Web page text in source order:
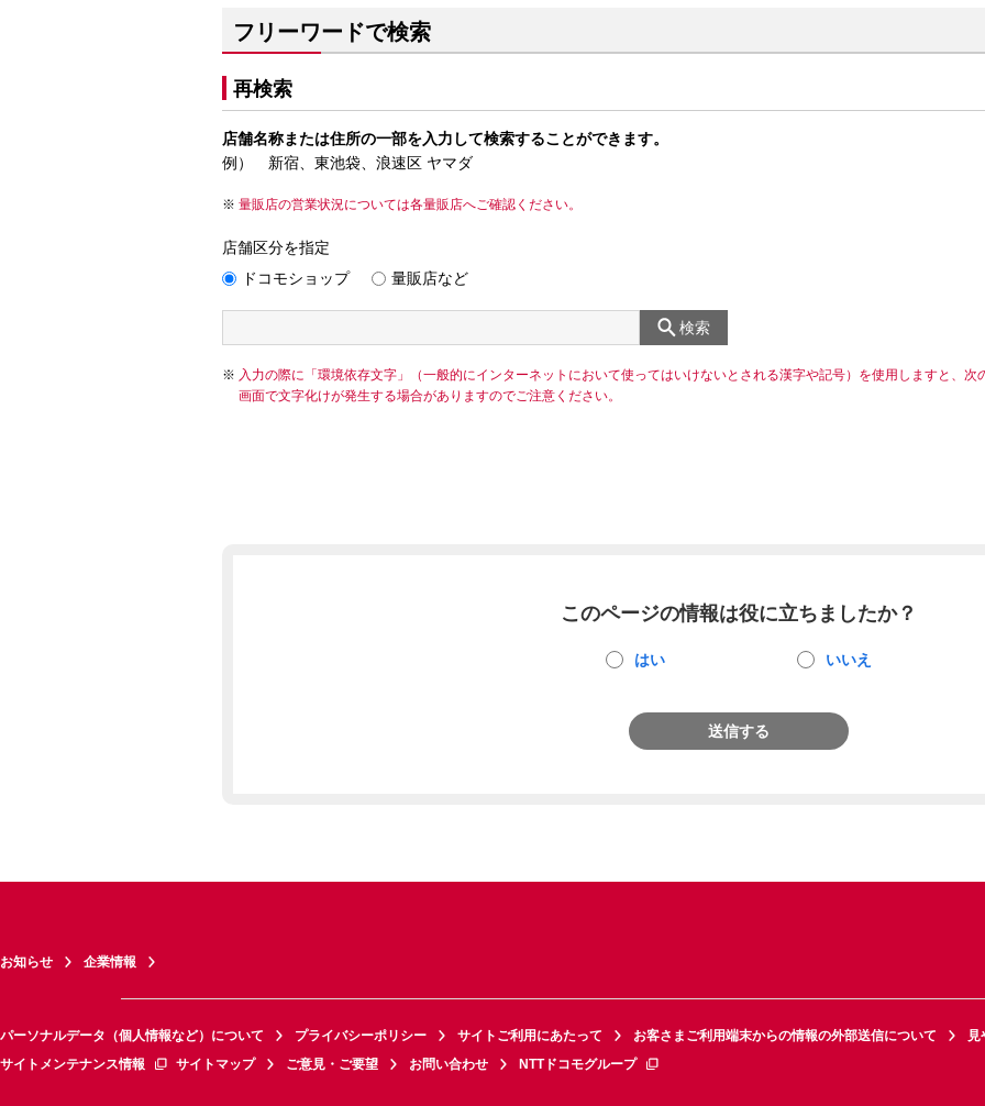
フリーワードで検索
再検索
店舗名称または住所の一部を入力して検索することができます。
例） 新宿、東池袋、浪速区 ヤマダ
量販店の営業状況については各量販店へご確認ください。
店舗区分を指定
ドコモショップ
量販店など
検索
入力の際に「環境依存文字」（一般的にインターネットにおいて使ってはいけないとされる漢字や記号）を使用しますと、次
画面で文字化けが発生する場合がありますのでご注意ください。
このページの情報は役に立ちましたか？
はい いいえ
送信する
お知らせ 企業情報
パーソナルデータ（個人情報など）について プライバシーポリシー サイトご利用にあたって お客さまご利用端末からの情報の外部送信について
見
サイトメンテナンス情報
サイトマップ ご意見・ご要望 お問い合わせ NTTドコモグループ